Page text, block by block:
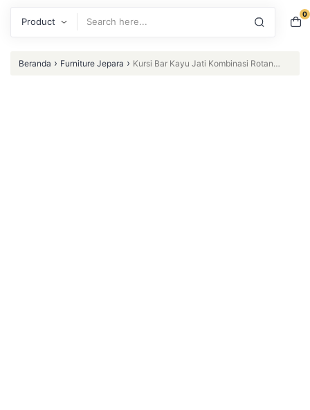
0
Beranda › Furniture Jepara › Kursi Bar Kayu Jati Kombinasi Rotan